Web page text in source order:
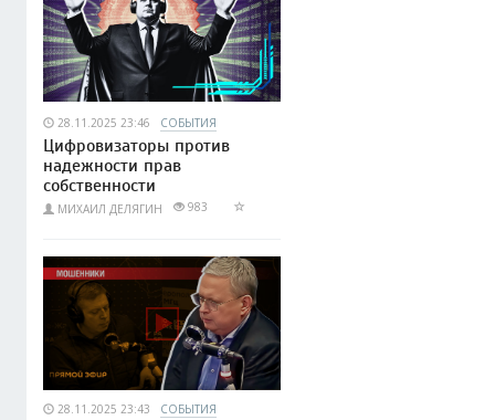
28.11.2025 23:46 СОБЫТИЯ
Цифровизаторы против
надежности прав
собственности
МИХАИЛ ДЕЛЯГИН 983
28.11.2025 23:43 СОБЫТИЯ